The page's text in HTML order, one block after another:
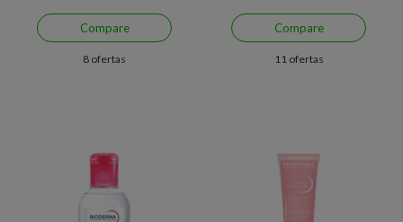
Compare
8 ofertas
Compare
11 ofertas